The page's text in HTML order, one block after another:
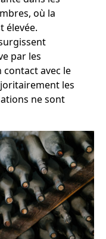
où la
élevée.
par les
avec le
les
ne sont